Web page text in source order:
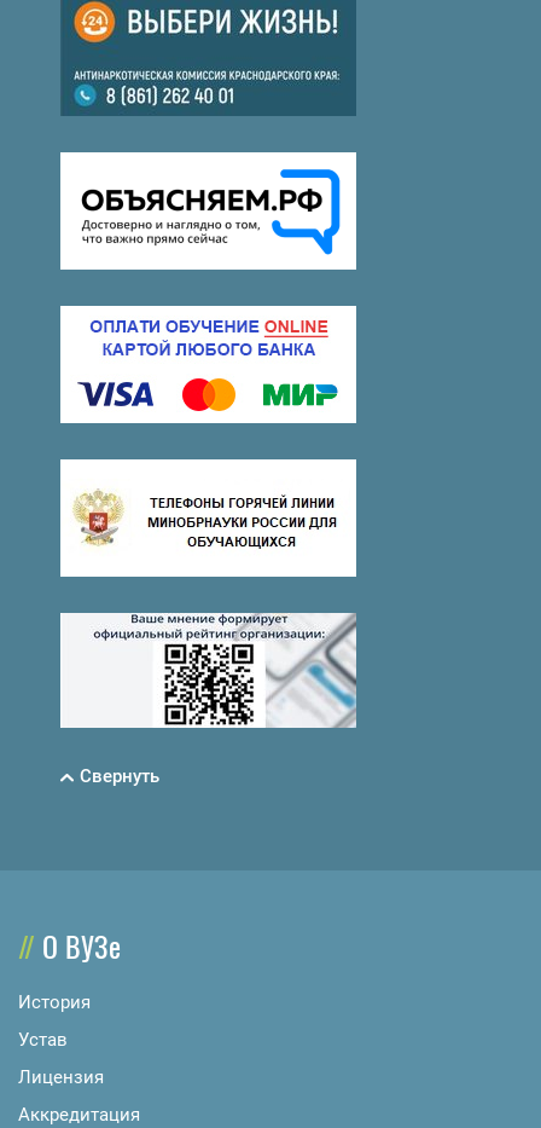
Свернуть
О ВУЗе
История
Устав
Лицензия
Аккредитация